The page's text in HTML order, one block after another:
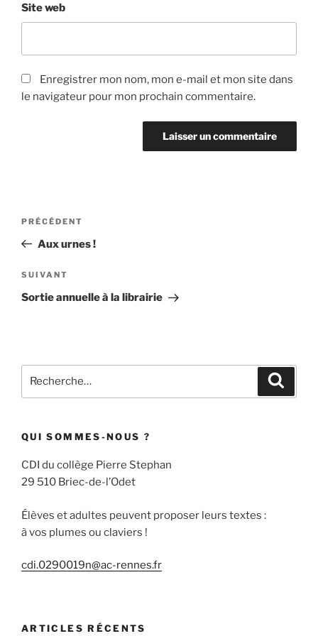
Site web
Enregistrer mon nom, mon e-mail et mon site dans
le navigateur pour mon prochain commentaire.
Navigation
l’article
Article
précédent
PRÉCÉDENT
Aux urnes !
Article
suivant
SUIVANT
Sortie annuelle à la librairie
pour
QUI SOMMES-NOUS ?
CDI du collège Pierre Stephan
29 510 Briec-de-l’Odet
Élèves et adultes peuvent proposer leurs textes :
à vos plumes ou claviers !
cdi.0290019n@ac-rennes.fr
ARTICLES RÉCENTS